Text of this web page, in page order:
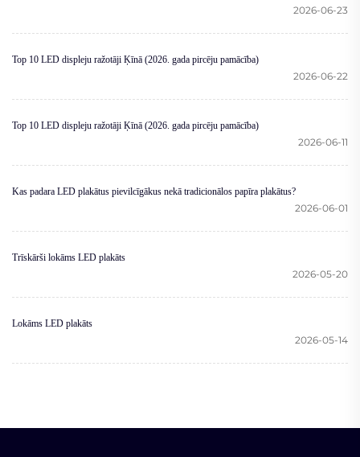
2026-06-23
Top 10 LED displeju ražotāji Ķīnā (2026. gada pircēju pamācība)
2026-06-22
Top 10 LED displeju ražotāji Ķīnā (2026. gada pircēju pamācība)
2026-06-11
Kas padara LED plakātus pievilcīgākus nekā tradicionālos papīra plakātus?
2026-06-01
Trīskārši lokāms LED plakāts
2026-05-20
Lokāms LED plakāts
2026-05-14